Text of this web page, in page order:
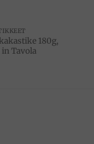
180g,
in Tavola